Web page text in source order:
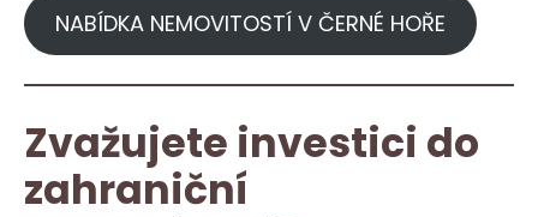
NABÍDKA NEMOVITOSTÍ V ČERNÉ HOŘE
Zvažujete investici do
zahraniční